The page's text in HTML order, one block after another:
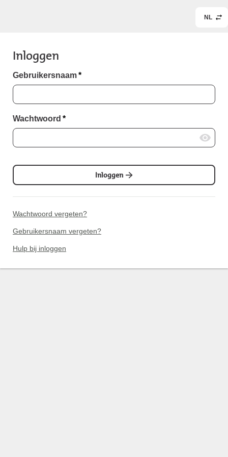
NL
Inloggen
Gebruikersnaam*
Wachtwoord *
Inloggen
Wachtwoord vergeten?
Gebruikersnaam vergeten?
Hulp bij inloggen